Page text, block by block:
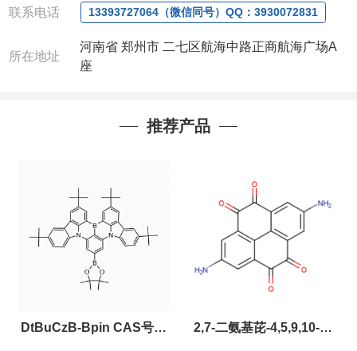
联系人: 沈晓东(欢迎致电,或QQ、微信联系)
联系电话 13393727064（微信同号）QQ：3930072831
所在地址
河南省 郑州市 二七区航海中路正商航海广场A
座
推荐产品
DtBuCzB-Bpin CAS号： 2,7-二氨基芘-4,5,9,10-四